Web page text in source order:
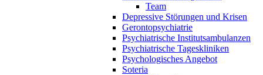
Team
Depressive Störungen und Krisen
Gerontopsychiatrie
Psychiatrische Institutsambulanzen
Psychiatrische Tageskliniken
Psychologisches Angebot
Soteria